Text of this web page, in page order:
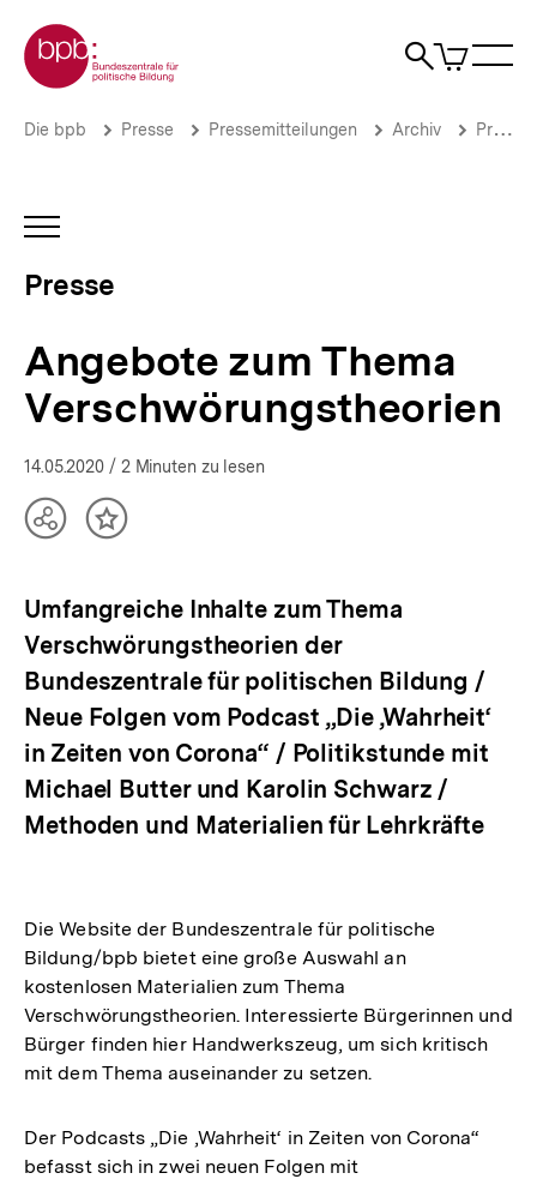
zum
Seiteninhalt
springen
Zur Startseite der bpb
Suche
Artikel
im
Angebote
Presse
bpb.de
Brotkrümelnavigation
Pfadnavigation
Die bpb Presse Pressemitteilungen Archiv Pressemitteilungen 2020
INHALTSNAVIGATION
Presse
Angebote zum Thema
Verschwörungstheorien
14.05.2020 / 2 Minuten zu lesen
TeilenInhalt
Umfangreiche Inhalte zum Thema
Verschwörungstheorien der
Bundeszentrale für politischen Bildung /
Neue Folgen vom Podcast „Die ‚Wahrheit‘
in Zeiten von Corona“ / Politikstunde mit
Michael Butter und Karolin Schwarz /
Methoden und Materialien für Lehrkräfte
Die Website der Bundeszentrale für politische
Bildung/bpb bietet eine große Auswahl an
kostenlosen Materialien zum Thema
Verschwörungstheorien. Interessierte Bürgerinnen und
Bürger finden hier Handwerkszeug, um sich kritisch
mit dem Thema auseinander zu setzen.
Der Podcasts „Die ‚Wahrheit‘ in Zeiten von Corona“
befasst sich in zwei neuen Folgen mit